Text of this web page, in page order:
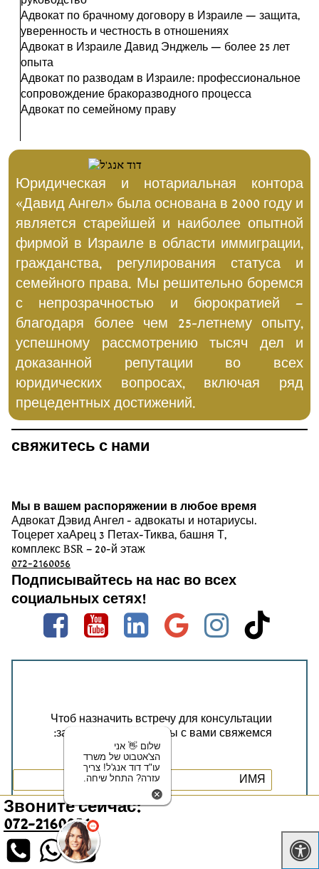
Адвокат по брачному договору в Израиле — защита,
уверенность и честность в отношениях
Адвокат в Израиле Давид Энджель — более 25 лет
опыта
Адвокат по разводам в Израиле: профессиональное
сопровождение бракоразводного процесса
Адвокат по семейному праву
Юридическая и нотариальная контора
«Давид Ангел» была основана в 2000 году и
является старейшей и наиболее опытной
фирмой в Израиле в области иммиграции,
гражданства, регулирования статуса и
семейного права. Мы решительно боремся
с непрозрачностью и бюрократией –
благодаря более чем 25-летнему опыту,
успешному рассмотрению тысяч дел и
доказанной репутации во всех
юридических вопросах, включая ряд
прецедентных достижений.
Звоните сейчас:
072-2160056
свяжитесь с нами
Мы в вашем распоряжении в любое время
Адвокат Дэвид Ангел - адвокаты и нотариусы.
Тоцерет хаАрец 3 Петах-Тиква, башня Т,
комплекс BSR – 20-й этаж
072-2160056
Подписывайтесь на нас во всех
социальных сетях!
Facebook
Youtube
linkedin
google
Чтоб назначить встречу для консультации
заполните форму и мы с вами свяжемся:
שלום 👋 אני
הצ'אטבוט של משרד
עו"ד דוד אנג'ל! צריך
עזרה? התחל שיחה.